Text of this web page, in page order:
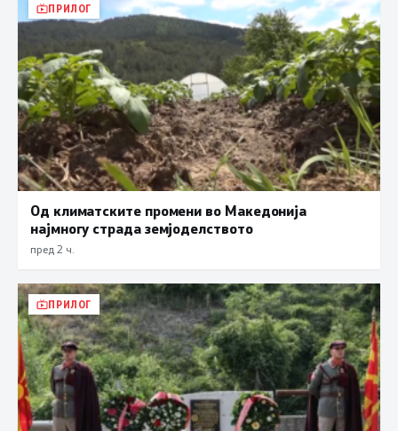
ПРИЛОГ
Од климатските промени во Македонија
најмногу страда земјоделството
пред 2 ч.
ПРИЛОГ